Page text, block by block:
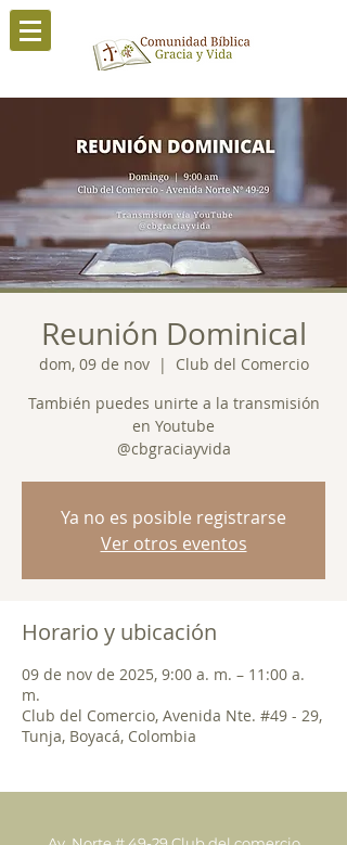
Reunión Dominical
dom, 09 de nov
  |
Club del Comercio
También puedes unirte a la transmisión
en Youtube
@cbgraciayvida
Ya no es posible registrarse
Ver otros eventos
Horario y ubicación
09 de nov de 2025, 9:00 a. m. – 11:00 a.
m.
Club del Comercio, Avenida Nte. #49 - 29,
Tunja, Boyacá, Colombia